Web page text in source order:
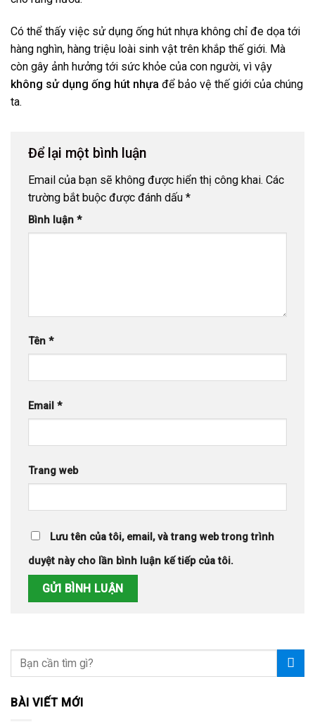
Có thể thấy việc sử dụng ống hút nhựa không chỉ đe dọa tới
hàng nghìn, hàng triệu loài sinh vật trên khắp thế giới. Mà
còn gây ảnh hưởng tới sức khỏe của con người, vì vậy
không sử dụng ống hút nhựa để bảo vệ thế giới của chúng
ta.
Để lại một bình luận
Email của bạn sẽ không được hiển thị công khai. Các
trường bắt buộc được đánh dấu *
Bình luận *
Tên *
Email *
Trang web
Lưu tên của tôi, email, và trang web trong trình
duyệt này cho lần bình luận kế tiếp của tôi.
BÀI VIẾT MỚI